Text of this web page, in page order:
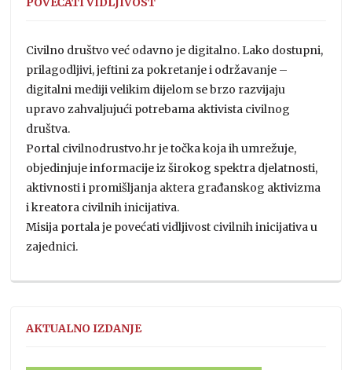
Civilno društvo već odavno je digitalno. Lako dostupni,
prilagodljivi, jeftini za pokretanje i održavanje –
digitalni mediji velikim dijelom se brzo razvijaju
upravo zahvaljujući potrebama aktivista civilnog
društva.
Portal civilnodrustvo.hr je točka koja ih umrežuje,
objedinjuje informacije iz širokog spektra djelatnosti,
aktivnosti i promišljanja aktera građanskog aktivizma
i kreatora civilnih inicijativa.
Misija portala je povećati vidljivost civilnih inicijativa u
zajednici.
AKTUALNO IZDANJE